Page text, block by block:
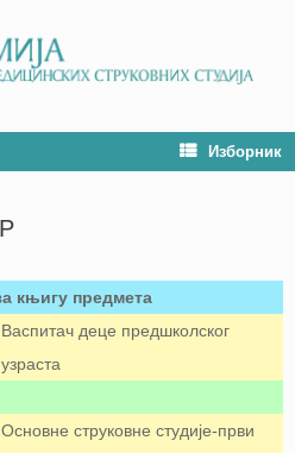
Изборник
књигу предмета
Васпитач деце предшколског
узраста
Основне струковне студије-први